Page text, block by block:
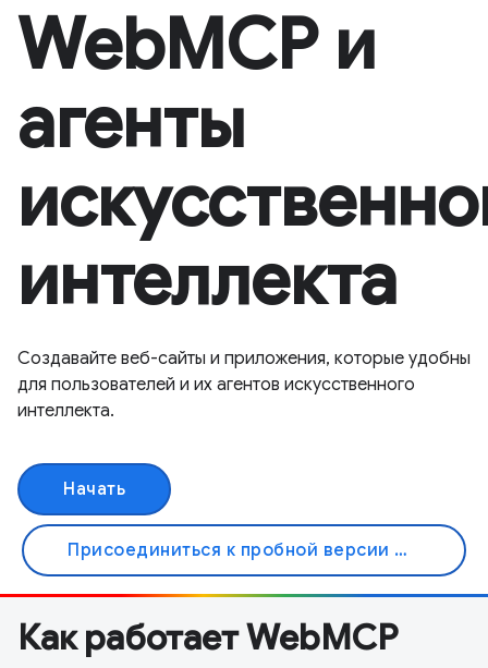
WebMCP и
агенты
интеллекта
Создавайте веб-сайты и приложения, которые удобны
для пользователей и их агентов искусственного
интеллекта.
Начать
Присоединиться к пробной версии Origin
Как работает WebMCP